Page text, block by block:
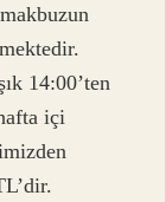
14:00’ten
içi